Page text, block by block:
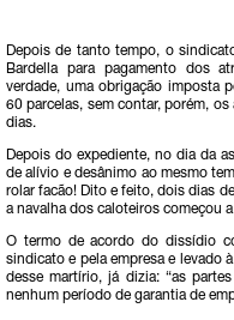
Depois de tanto tempo, o
Bardella para pagamento dos
verdade, uma obrigação imposta
60 parcelas, sem contar, porém,
dias.
Depois do expediente, no dia da
de alívio e desânimo ao mesmo
rolar facão! Dito e feito, dois dias
a navalha dos caloteiros começou
O termo de acordo do dissídio
sindicato e pela empresa e levado
desse martírio, já dizia: “as
nenhum período de garantia de